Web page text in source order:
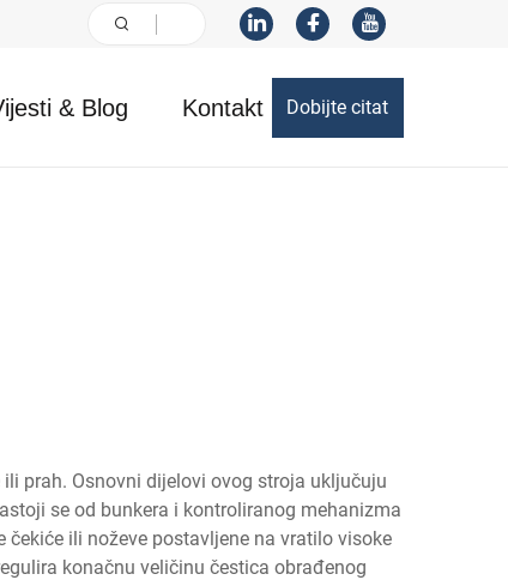
& Blog Kontakt Dobijte citat
prah. Osnovni dijelovi ovog stroja uključuju
se od bunkera i kontroliranog mehanizma
ili noževe postavljene na vratilo visoke
konačnu veličinu čestica obrađenog